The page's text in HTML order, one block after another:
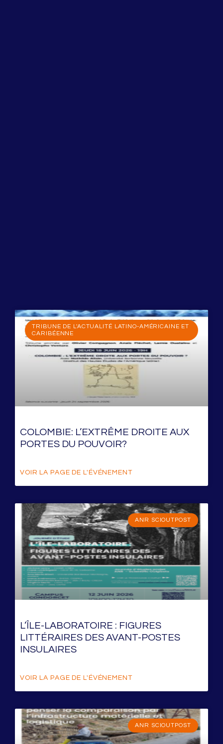
TRIBUNE DE L'ACTUALITÉ LATINO-AMÉRICAINE ET
CARIBÉENNE
COLOMBIE: L’EXTRÊME DROITE AUX
PORTES DU POUVOIR?
VOIR LA PAGE DE L'ÉVÉNEMENT
ANR SCIOUTPOST
L’ÎLE-LABORATOIRE : FIGURES
LITTÉRAIRES DES AVANT-POSTES
INSULAIRES
VOIR LA PAGE DE L'ÉVÉNEMENT
ANR SCIOUTPOST